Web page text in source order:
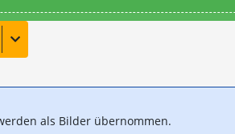
als Bilder übernommen.